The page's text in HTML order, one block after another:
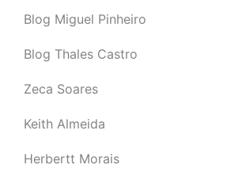
Blog Miguel Pinheiro
Blog Thales Castro
Zeca Soares
Keith Almeida
Herbertt Morais